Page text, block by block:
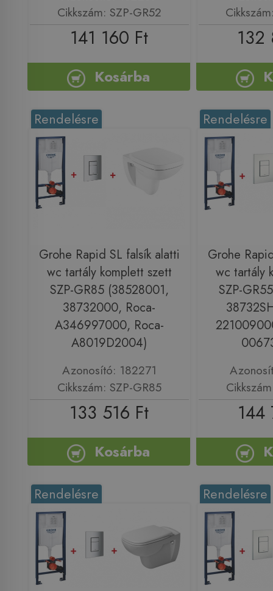
Cikkszám: SZP-GR52
141 160 Ft
Kosárba
132
Rendelésre
Grohe Rapid SL falsík alatti
wc tartály komplett szett
SZP-GR85 (38528001,
38732000, Roca-
A346997000, Roca-
A8019D2004)
Azonosító: 182271
Cikkszám: SZP-GR85
133 516 Ft
Kosárba
Rendelésre
Grohe
wc tartály
SZP-
144
Rendelésre Rendelésre